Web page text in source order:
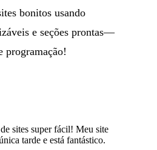
bonitos usando
e seções prontas—
programação!
sites super fácil! Meu site
tarde e está fantástico.